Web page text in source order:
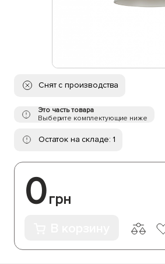
Снят с производства
Это часть товара
Выберите комплектующие ниже
Остаток на складе: 1
0грн